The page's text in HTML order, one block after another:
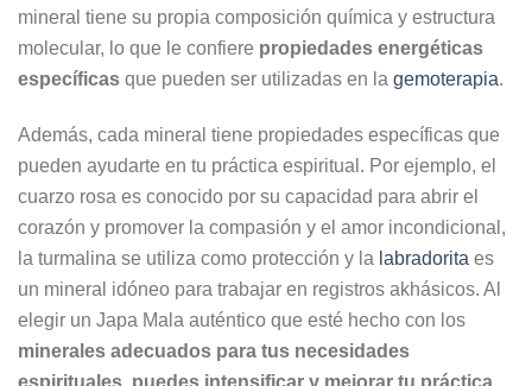
mineral tiene su propia composición química y estructura
molecular, lo que le confiere propiedades energéticas
específicas que pueden ser utilizadas en la gemoterapia.
Además, cada mineral tiene propiedades específicas que
pueden ayudarte en tu práctica espiritual. Por ejemplo, el
cuarzo rosa es conocido por su capacidad para abrir el
corazón y promover la compasión y el amor incondicional,
la turmalina se utiliza como protección y la labradorita es
un mineral idóneo para trabajar en registros akhásicos. Al
elegir un Japa Mala auténtico que esté hecho con los
minerales adecuados para tus necesidades
espirituales, puedes intensificar y mejorar tu práctica